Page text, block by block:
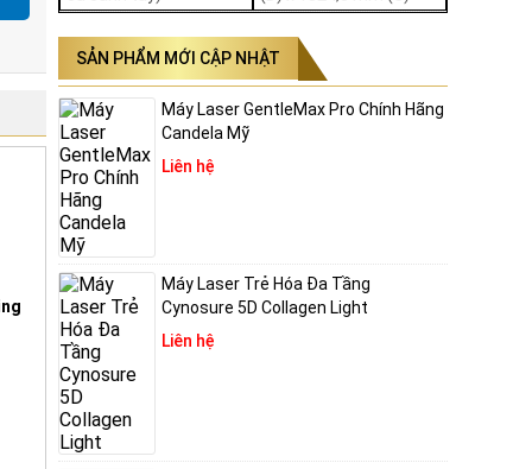
trị
tại
SẢN PHẨM MỚI CẬP NHẬT
Máy Laser GentleMax Pro Chính Hãng
Candela Mỹ
Liên hệ
Máy Laser Trẻ Hóa Đa Tầng
Cynosure 5D Collagen Light
Liên hệ